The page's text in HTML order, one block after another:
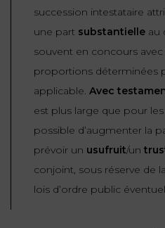
succession intestataire
une part substantielle au
souvent en concours
proportions déterminées
applicable. Avec
est plus large que pour
possible d’augmenter la
prévoir un usufruit/un
conjoint, sous réserve de
lois d’ordre public